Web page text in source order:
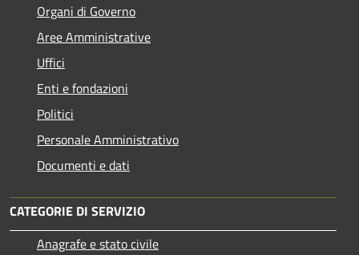
Organi di Governo
Aree Amministrative
Uffici
Enti e fondazioni
Politici
Personale Amministrativo
Documenti e dati
CATEGORIE DI SERVIZIO
Anagrafe e stato civile